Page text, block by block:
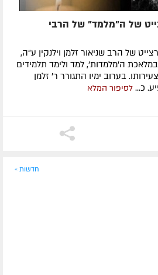
של ה"מלמד" של הרבי
של הרב שניאור זלמן וילנקין ע"ה,
ה'מלמדות', למד ולימד תלמידים
בערוב ימיו התגורר ר' זלמן
כ... לסיפור המלא
חדשות »